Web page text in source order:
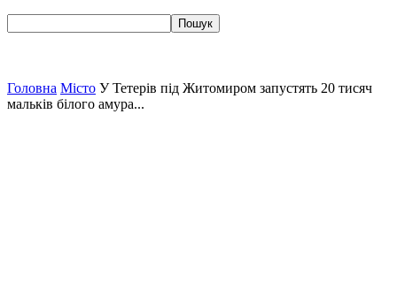
Головна Місто У Тетерів під Житомиром запустять 20 тисяч
мальків білого амура...